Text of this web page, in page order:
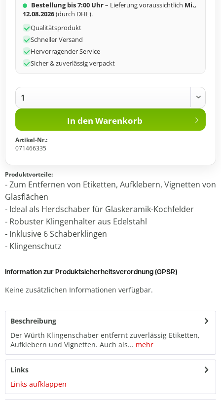
Bestellung bis 7:00 Uhr– Lieferung voraussichtlich Mi.,
12.08.2026(durch DHL).
Qualitätsprodukt
Schneller Versand
Hervorragender Service
Sicher & zuverlässig verpackt
In den Warenkorb
Artikel-Nr.:
071466335
Produktvorteile:
- Zum Entfernen von Etiketten, Aufklebern, Vignetten von
Glasflächen
- Ideal als Herdschaber für Glaskeramik-Kochfelder
- Robuster Klingenhalter aus Edelstahl
- Inklusive 6 Schaberklingen
- Klingenschutz
Information zur Produktsicherheitsverordnung (GPSR)
Keine zusätzlichen Informationen verfügbar.
Beschreibung
Der Würth Klingenschaber entfernt zuverlässig Etiketten,
Aufklebern und Vignetten. Auch als... mehr
Links
Links aufklappen